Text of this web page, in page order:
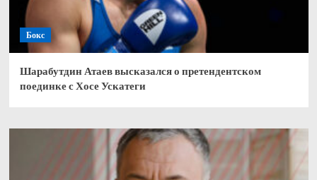
Бокс
Шарабутдин Атаев высказался о претендентском
поединке с Хосе Ускатеги